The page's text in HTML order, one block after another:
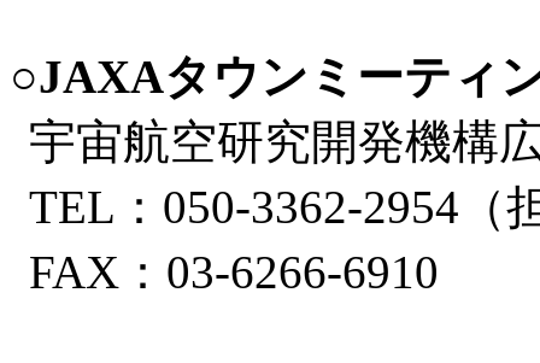
○JAXAタウンミーティ
宇宙航空研究開発機構
TEL：050-3362-2954（
FAX：03-6266-6910